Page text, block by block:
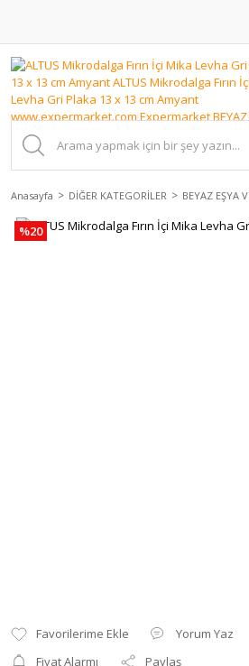
Anasayfa DİĞER KATEGORİLER BEYAZ EŞYA
%20
Yorum Yaz
Fiyat Alarmı
Paylaş